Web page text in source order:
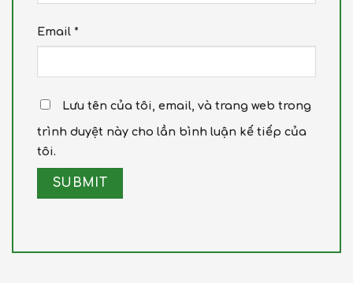
Email *
Lưu tên của tôi, email, và trang web trong
trình duyệt này cho lần bình luận kế tiếp của
tôi.